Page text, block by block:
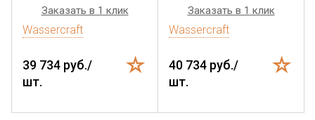
Заказать в 1 клик
Wassercraft
39 734 руб./
шт.
Заказать в 1 клик
Wassercraft
40 734 руб./
шт.